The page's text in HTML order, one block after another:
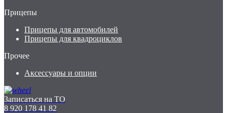
Прицепы
Прицепы для автомобилей
Прицепы для квадроциклов
Прочее
Аксессуары и опции
Записаться на ТО
8 920 178 41 82